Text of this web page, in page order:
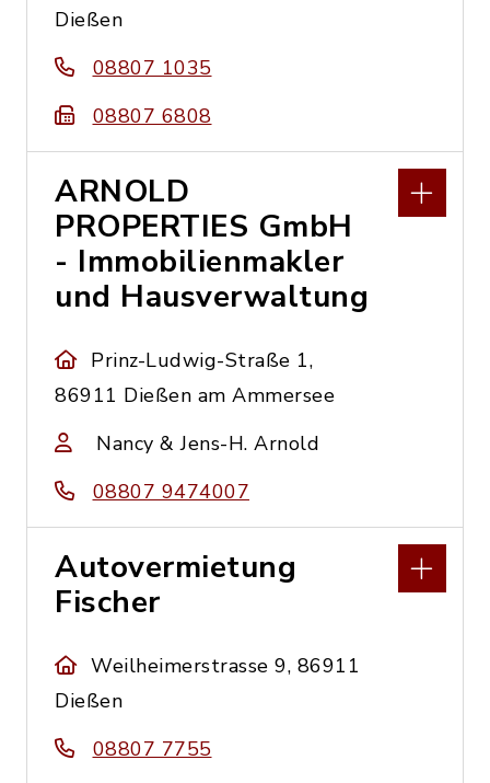
Dießen
08807 1035
08807 6808
ARNOLD
PROPERTIES GmbH
- Immobilienmakler
und Hausverwaltung
Prinz-Ludwig-Straße 1,
86911 Dießen am Ammersee
Nancy & Jens-H. Arnold
08807 9474007
Autovermietung
Fischer
Weilheimerstrasse 9, 86911
Dießen
08807 7755